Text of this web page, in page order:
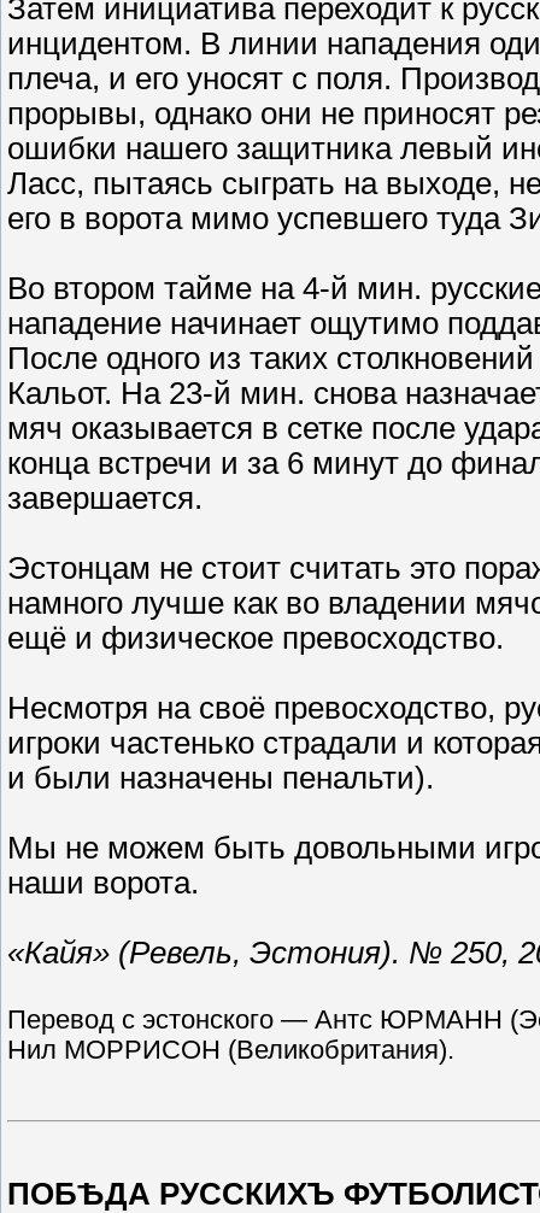
Затем инициатива переходит к
инцидентом. В линии нападения
плеча, и его уносят с поля.
прорывы, однако они не приносят
ошибки нашего защитника левый
Ласс, пытаясь сыграть на выходе,
его в ворота мимо успевшего туда
Во втором тайме на 4-й мин.
нападение начинает ощутимо
После одного из таких
Кальот. На 23-й мин. снова
мяч оказывается в сетке после
конца встречи и за 6 минут до
завершается.
Эстонцам не стоит считать это
намного лучше как во владении
ещё и физическое превосходство.
Несмотря на своё превосходство,
игроки частенько страдали и
и были назначены пенальти).
Мы не можем быть довольными
наши ворота.
«Кайя» (Ревель, Эстония). № 250,
Перевод с эстонского — Антс ЮРМАНН
Нил МОРРИСОН (Великобритания).
ПОБѢДА РУССКИХЪ